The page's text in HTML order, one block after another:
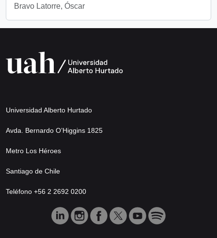
Bravo Latorre, Óscar
Universidad Alberto Hurtado
Avda. Bernardo O’Higgins 1825
Metro Los Héroes
Santiago de Chile
Teléfono +56 2 2692 0200